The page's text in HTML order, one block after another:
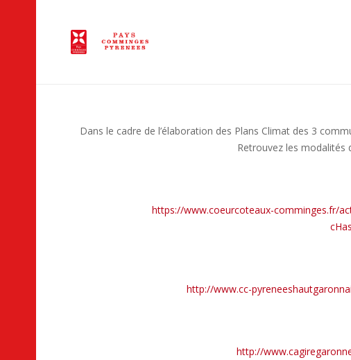
Dans le cadre de l’élaboration des Plans Climat des 3
Retrouvez les
https://www.coeurcoteaux-comminges.fr/
http://www.cc-
http://